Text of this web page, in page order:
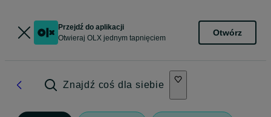
Przejdź do aplikacji
Otwieraj OLX jednym tapnięciem
Otwórz
Znajdź coś dla siebie